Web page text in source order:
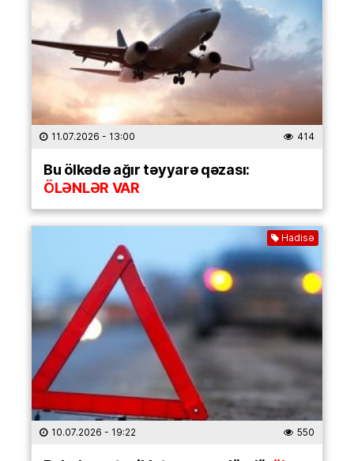
11.07.2026 - 13:00 414
Bu ölkədə ağır təyyarə qəzası:
ÖLƏNLƏR VAR
Hadisə
10.07.2026 - 19:22 550